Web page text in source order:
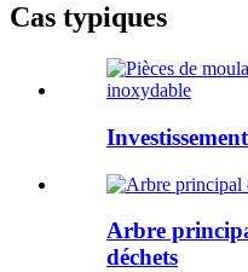
Cas typiques
Arbre
déchets